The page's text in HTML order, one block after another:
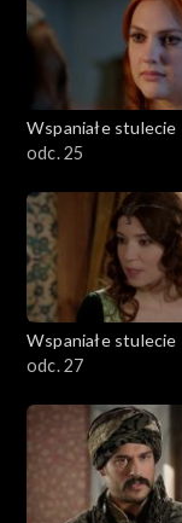
Wspaniałe stulecie
odc. 25
Wspaniałe stulecie
odc. 27